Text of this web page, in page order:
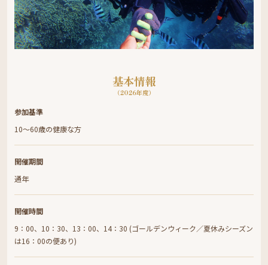
基本情報
（2026年度）
参加基準
10～60歳の健康な方
開催期間
通年
開催時間
9：00、10：30、13：00、14：30 (ゴールデンウィーク／夏休みシーズン
は16：00の便あり)